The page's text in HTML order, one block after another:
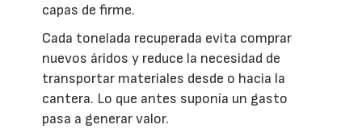
capas de firme.
Cada tonelada recuperada evita comprar
nuevos áridos y reduce la necesidad de
transportar materiales desde o hacia la
cantera. Lo que antes suponía un gasto
pasa a generar valor.